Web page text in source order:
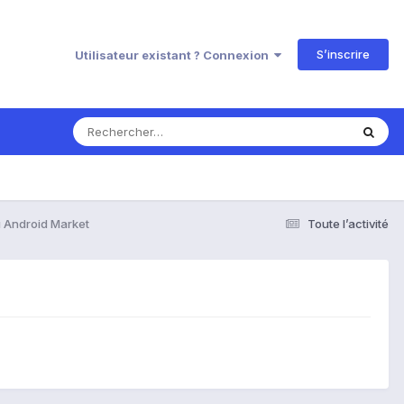
Utilisateur existant ? Connexion S’inscrire
Toute l’activité
Android Market